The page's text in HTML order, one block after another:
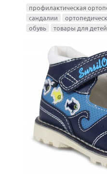
профилактическая
сандалии
обувь
товары для детей